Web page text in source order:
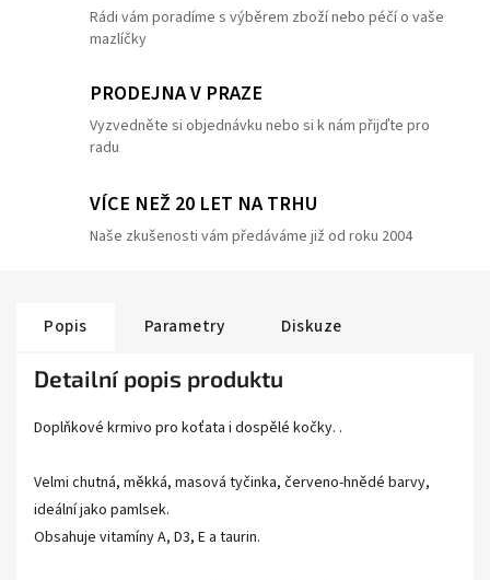
Rádi vám poradíme s výběrem zboží nebo péčí o vaše
mazlíčky
PRODEJNA V PRAZE
Vyzvedněte si objednávku nebo si k nám přijďte pro
radu
VÍCE NEŽ 20 LET NA TRHU
Naše zkušenosti vám předáváme již od roku 2004
Popis Parametry Diskuze
Detailní popis produktu
Doplňkové krmivo pro koťata i dospělé kočky. .
Velmi chutná, měkká, masová tyčinka, červeno-hnědé barvy,
ideální jako pamlsek.
Obsahuje vitamíny A, D3, E a taurin.